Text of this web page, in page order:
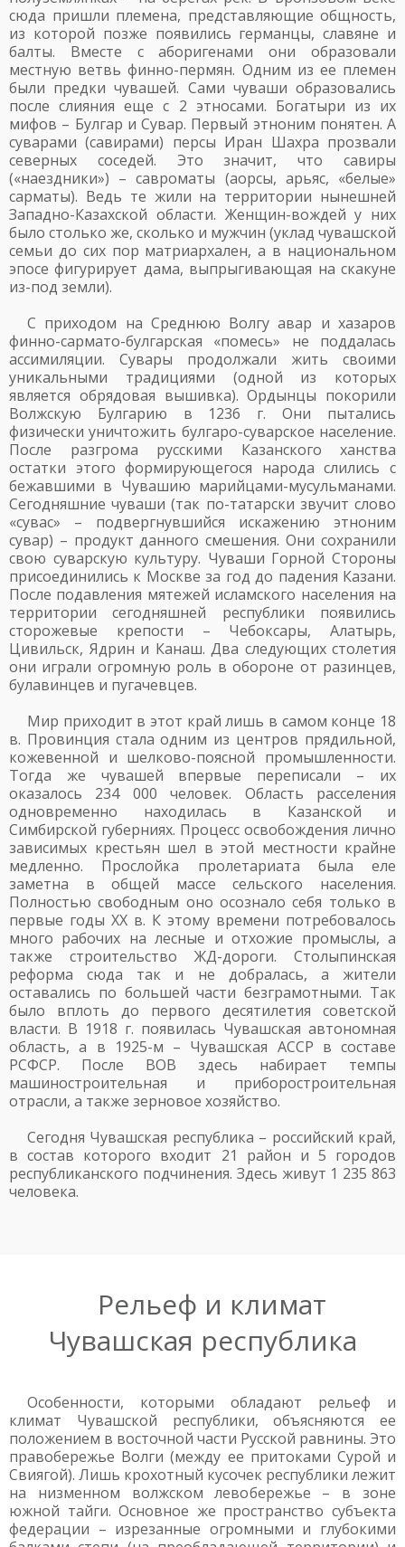
сюда пришли племена, представляющие общность,
из которой позже появились германцы, славяне и
балты. Вместе с аборигенами они образовали
местную ветвь финно-пермян. Одним из ее племен
были предки чувашей. Сами чуваши образовались
после слияния еще с 2 этносами. Богатыри из их
мифов – Булгар и Сувар. Первый этноним понятен. А
суварами (савирами) персы Иран Шахра прозвали
северных соседей. Это значит, что савиры
(«наездники») – савроматы (аорсы, арьяс, «белые»
сарматы). Ведь те жили на территории нынешней
Западно-Казахской области. Женщин-вождей у них
было столько же, сколько и мужчин (уклад чувашской
семьи до сих пор матриархален, а в национальном
эпосе фигурирует дама, выпрыгивающая на скакуне
из-под земли).
С приходом на Среднюю Волгу авар и хазаров
финно-сармато-булгарская «помесь» не поддалась
ассимиляции. Сувары продолжали жить своими
уникальными традициями (одной из которых
является обрядовая вышивка). Ордынцы покорили
Волжскую Булгарию в 1236 г. Они пытались
физически уничтожить булгаро-суварское население.
После разгрома русскими Казанского ханства
остатки этого формирующегося народа слились с
бежавшими в Чувашию марийцами-мусульманами.
Сегодняшние чуваши (так по-татарски звучит слово
«сувас» – подвергнувшийся искажению этноним
сувар) – продукт данного смешения. Они сохранили
свою суварскую культуру. Чуваши Горной Стороны
присоединились к Москве за год до падения Казани.
После подавления мятежей исламского населения на
территории сегодняшней республики появились
сторожевые крепости – Чебоксары, Алатырь,
Цивильск, Ядрин и Канаш. Два следующих столетия
они играли огромную роль в обороне от разинцев,
булавинцев и пугачевцев.
Мир приходит в этот край лишь в самом конце 18
в. Провинция стала одним из центров прядильной,
кожевенной и шелково-поясной промышленности.
Тогда же чувашей впервые переписали – их
оказалось 234 000 человек. Область расселения
одновременно находилась в Казанской и
Симбирской губерниях. Процесс освобождения лично
зависимых крестьян шел в этой местности крайне
медленно. Прослойка пролетариата была еле
заметна в общей массе сельского населения.
Полностью свободным оно осознало себя только в
первые годы XX в. К этому времени потребовалось
много рабочих на лесные и отхожие промыслы, а
также строительство ЖД-дороги. Столыпинская
реформа сюда так и не добралась, а жители
оставались по большей части безграмотными. Так
было вплоть до первого десятилетия советской
власти. В 1918 г. появилась Чувашская автономная
область, а в 1925-м – Чувашская АССР в составе
РСФСР. После ВОВ здесь набирает темпы
машиностроительная и приборостроительная
отрасли, а также зерновое хозяйство.
Сегодня Чувашская республика – российский край,
в состав которого входит 21 район и 5 городов
республиканского подчинения. Здесь живут 1 235 863
человека.
Рельеф и климат
Чувашская республика
Особенности, которыми обладают рельеф и
климат Чувашской республики, объясняются ее
положением в восточной части Русской равнины. Это
правобережье Волги (между ее притоками Сурой и
Свиягой). Лишь крохотный кусочек республики лежит
на низменном волжском левобережье – в зоне
южной тайги. Основное же пространство субъекта
федерации – изрезанные огромными и глубокими